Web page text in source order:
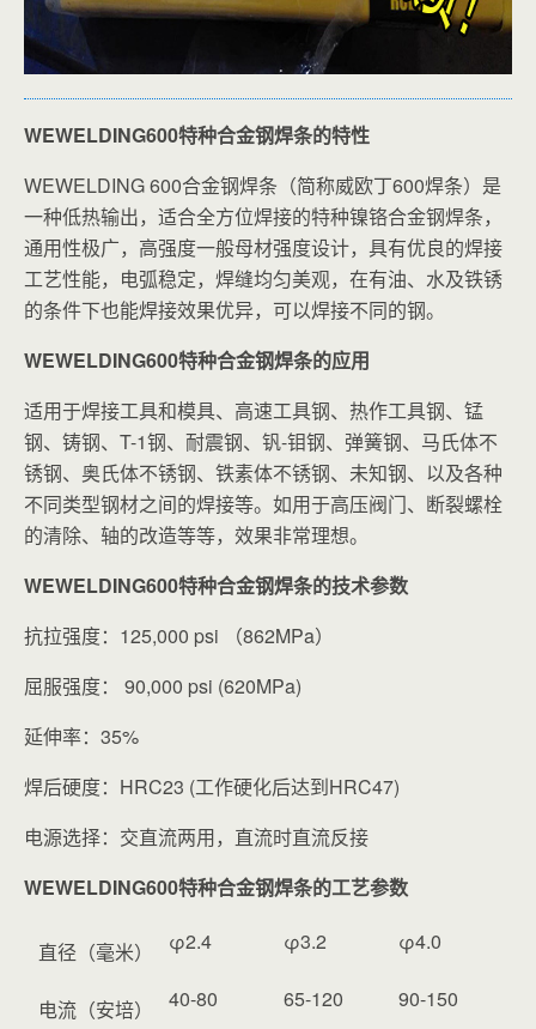
WEWELDING600特种合金钢焊条的特性
WEWELDING 600合金钢焊条（简称威欧丁600焊条） 是
一种低热输出，适合全方位焊接的特种镍铬合金钢焊条，
通用性极广，高强度一般母材强度设计，具有优良的焊接
工艺性能，电弧稳定，焊缝均匀美观，在有油、水及铁锈
的条件下也能焊接效果优异，可以焊接不同的钢。
WEWELDING600特种合金钢焊条的应用
适用于焊接工具和模具、高速工具钢、热作工具钢、锰
钢、铸钢、T-1钢、耐震钢、钒-钼钢、弹簧钢、马氏体不
锈钢、奥氏体不锈钢、铁素体不锈钢、未知钢、以及各种
不同类型钢材之间的焊接等。如用于高压阀门、断裂螺栓
的清除、轴的改造等等，效果非常理想。
WEWELDING600特种合金钢焊条的技术参数
抗拉强度：125,000 psi （862MPa）
屈服强度： 90,000 psi (620MPa)
延伸率：35%
焊后硬度：HRC23 (工作硬化后达到HRC47)
电源选择：交直流两用，直流时直流反接
WEWELDING600特种合金钢焊条的工艺参数
直径（毫米） φ2.4 φ3.2 φ4.0
电流（安培） 40-80 65-120 90-150